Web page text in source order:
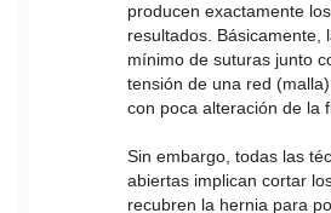
producen exactamente
resultados. Básicamente,
mínimo de suturas junto
tensión de una red
con poca alteración de la
Sin embargo, todas las
abiertas implican cortar
recubren la hernia para